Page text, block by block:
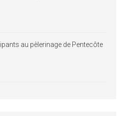
au pèlerinage de Pentecôte